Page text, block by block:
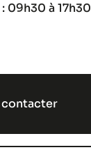
09h30 à 17h30
contacter